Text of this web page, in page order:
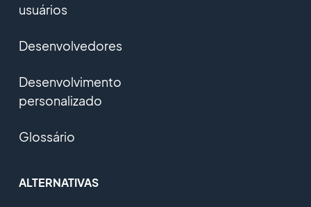
usuários
Desenvolvedores
Desenvolvimento
personalizado
Glossário
ALTERNATIVAS